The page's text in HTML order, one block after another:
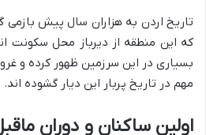
تاریخ اردن به هزاران سال پیش
که این منطقه از دیرباز محل سکونت
بسیاری در این سرزمین ظهور کرده و
مهم در تاریخ پربار این دیار گشوده اند.
اولین ساکنان و دوران